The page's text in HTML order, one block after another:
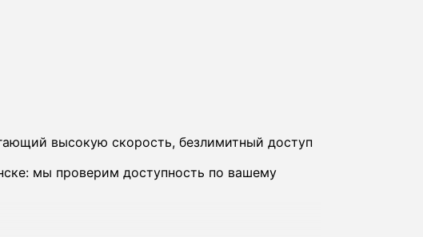
высокую скорость, безлимитный доступ
мы проверим доступность по вашему